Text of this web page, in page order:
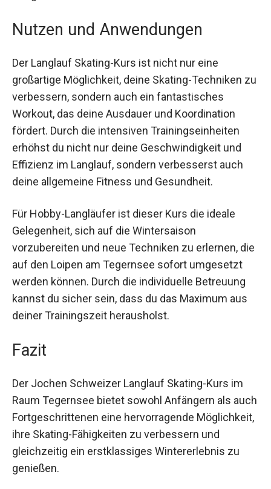
ein neues Niveau zu heben, egal ob du Anfänger
oder Fortgeschrittener bist.
Nutzen und Anwendungen
Der Langlauf Skating-Kurs ist nicht nur eine
großartige Möglichkeit, deine Skating-Techniken
zu verbessern, sondern auch ein fantastisches
Workout, das deine Ausdauer und Koordination
fördert. Durch die intensiven Trainingseinheiten
erhöhst du nicht nur deine Geschwindigkeit und
deine allgemeine Fitness und Gesundheit.
Für Hobby-Langläufer ist dieser Kurs die ideale
Gelegenheit, sich auf die Wintersaison
vorzubereiten und neue Techniken zu erlernen,
die auf den Loipen am Tegernsee sofort
umgesetzt werden können. Durch die individuelle
Maximum aus deiner Trainingszeit herausholst.
Fazit
Der Jochen Schweizer Langlauf Skating-Kurs im
Raum Tegernsee bietet sowohl Anfängern als
auch Fortgeschrittenen eine hervorragende
Möglichkeit, ihre Skating-Fähigkeiten zu